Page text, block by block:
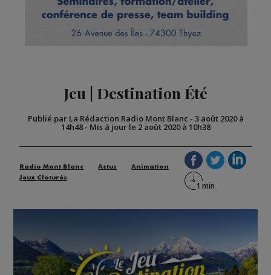
Jeu | Destination Été
Publié par La Rédaction Radio Mont Blanc - 3 août 2020 à
14h48- Mis à jour le 2 août 2020 à 10h38
Radio Mont Blanc Actus
Animation
Jeux Cloturés